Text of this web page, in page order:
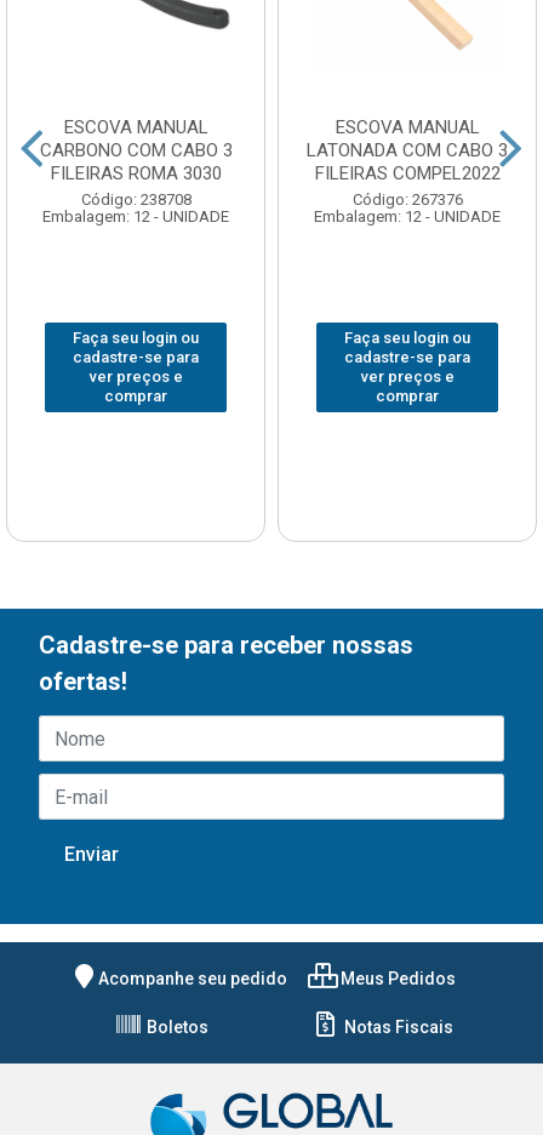
ESCOVA MANUAL
CARBONO COM CABO 3
FILEIRAS ROMA 3030
Código: 238708
Embalagem: 12 - UNIDADE
Faça seu login ou
cadastre-se para
ver preços e
comprar
ESCOVA MANUAL
LATONADA COM CABO 3
FILEIRAS COMPEL2022
Código: 267376
Embalagem: 12 - UNIDADE
Faça seu login ou
cadastre-se para
ver preços e
comprar
Cadastre-se para receber nossas
ofertas!
Acompanhe seu pedido Meus Pedidos
Boletos Notas Fiscais